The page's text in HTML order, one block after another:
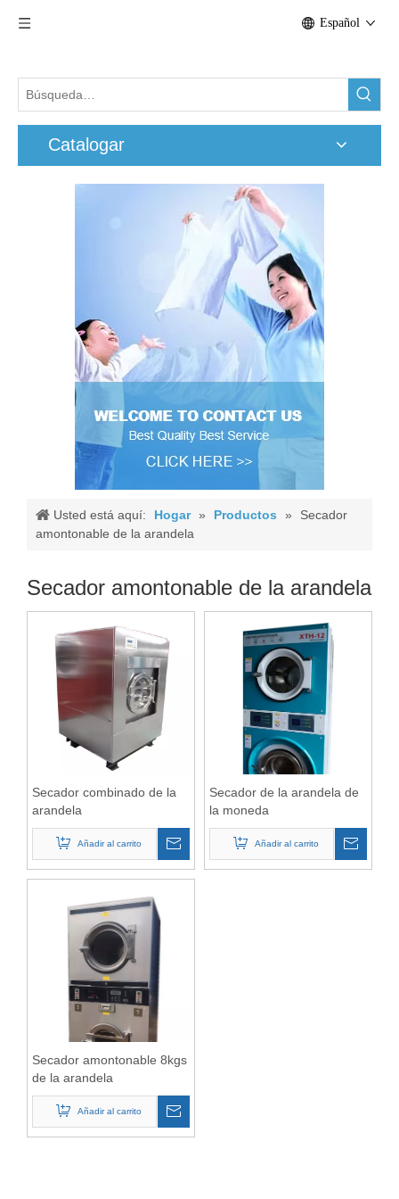
Español
Catalogar
Usted está aquí: Hogar » Productos »
Secador
amontonable de la arandela
Secador amontonable de la arandela
Secador combinado de la
arandela
Añadir al carrito
Secador de la arandela de
la moneda
Añadir al carrito
Secador amontonable 8kgs
de la arandela
Añadir al carrito